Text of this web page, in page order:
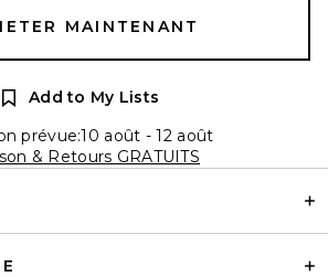
MAINTENANT
Add to My Lists
prévue:10 août - 12 août
& Retours GRATUITS